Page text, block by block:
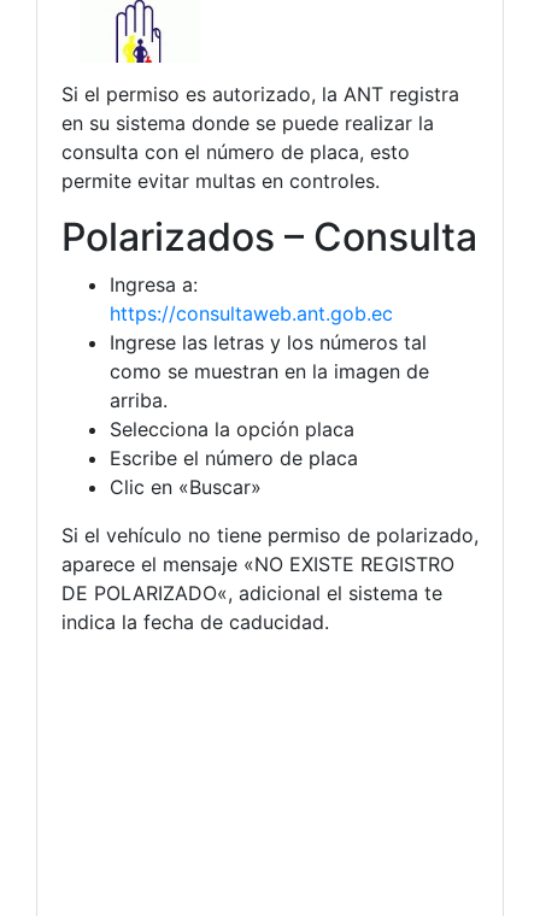
Si el permiso es autorizado, la ANT registra
en su sistema donde se puede realizar la
consulta con el número de placa, esto
permite evitar multas en controles.
Polarizados – Consulta
Ingresa a:
https://consultaweb.ant.gob.ec
Ingrese las letras y los números tal
como se muestran en la imagen de
arriba.
Selecciona la opción placa
Escribe el número de placa
Clic en «Buscar»
Si el vehículo no tiene permiso de polarizado,
aparece el mensaje «NO EXISTE REGISTRO
DE POLARIZADO«, adicional el sistema te
indica la fecha de caducidad.